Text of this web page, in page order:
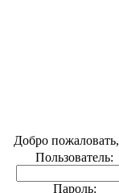
Добро пожаловать,
Пользователь:
Пароль: